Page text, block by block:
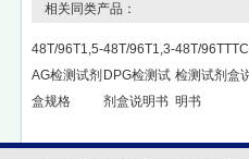
相关同类产品：
48T/96T1,5-
AG检测试剂
盒规格
48T/96T1,3-
DPG检测试
剂盒说明书
48T/
检测试剂盒
明书